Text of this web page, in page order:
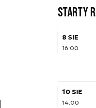
Starty
8 SIE
16:00
10 SIE
14:00